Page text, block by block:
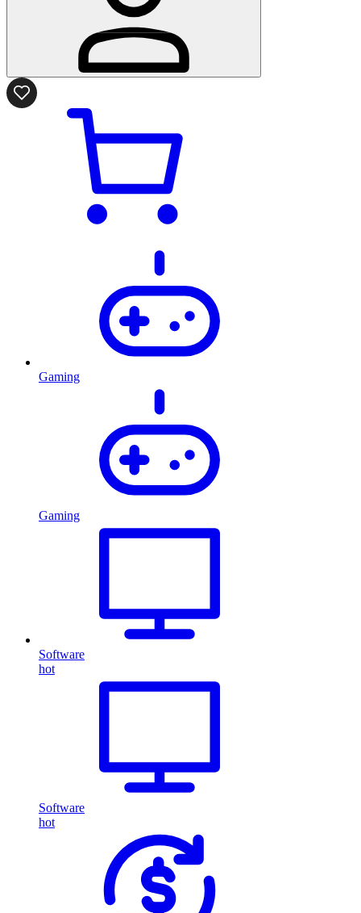
Gaming
Gaming
Software
hot
Software
hot